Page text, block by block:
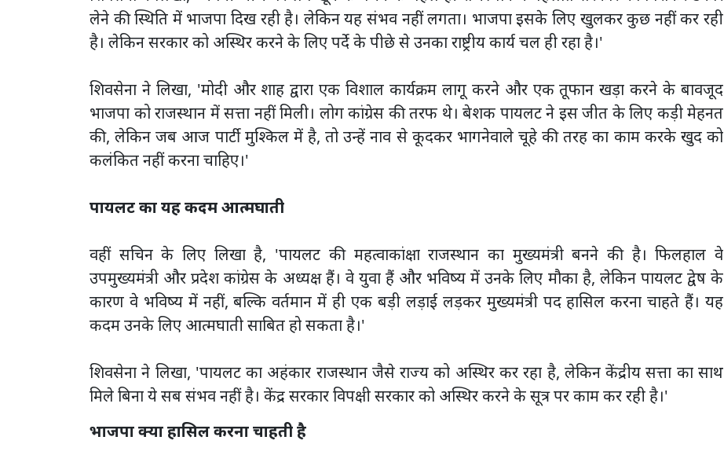
लेने की स्थिति में भाजपा दिख रही है। लेकिन यह संभव नहीं लगता। भाजपा इसके लिए खुलकर कुछ नहीं कर रही
है। लेकिन सरकार को अस्थिर करने के लिए पर्दे के पीछे से उनका राष्ट्रीय कार्य चल ही रहा है।'
शिवसेना ने लिखा, 'मोदी और शाह द्वारा एक विशाल कार्यक्रम लागू करने और एक तूफान खड़ा करने के बावजूद
भाजपा को राजस्थान में सत्ता नहीं मिली। लोग कांग्रेस की तरफ थे। बेशक पायलट ने इस जीत के लिए कड़ी मेहनत
की, लेकिन जब आज पार्टी मुश्किल में है, तो उन्हें नाव से कूदकर भागनेवाले चूहे की तरह का काम करके खुद को
कलंकित नहीं करना चाहिए।'
पायलट का यह कदम आत्मघाती
वहीं सचिन के लिए लिखा है, 'पायलट की महत्वाकांक्षा राजस्थान का मुख्यमंत्री बनने की है। फिलहाल वे
उपमुख्यमंत्री और प्रदेश कांग्रेस के अध्यक्ष हैं। वे युवा हैं और भविष्य में उनके लिए मौका है, लेकिन पायलट द्वेष के
कारण वे भविष्य में नहीं, बल्कि वर्तमान में ही एक बड़ी लड़ाई लड़कर मुख्यमंत्री पद हासिल करना चाहते हैं। यह
कदम उनके लिए आत्मघाती साबित हो सकता है।'
शिवसेना ने लिखा, 'पायलट का अहंकार राजस्थान जैसे राज्य को अस्थिर कर रहा है, लेकिन केंद्रीय सत्ता का साथ
मिले बिना ये सब संभव नहीं है। केंद्र सरकार विपक्षी सरकार को अस्थिर करने के सूत्र पर काम कर रही है।'
भाजपा क्या हासिल करना चाहती है